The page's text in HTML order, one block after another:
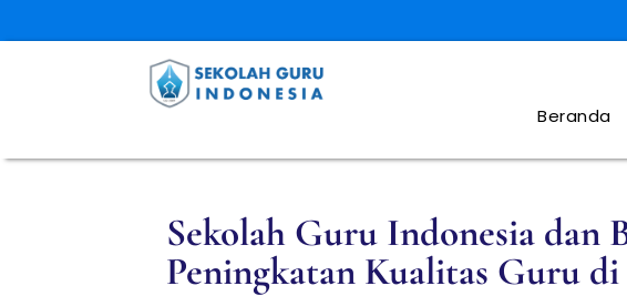
Beranda
Sekolah Guru Indonesia dan
Peningkatan Kualitas Guru